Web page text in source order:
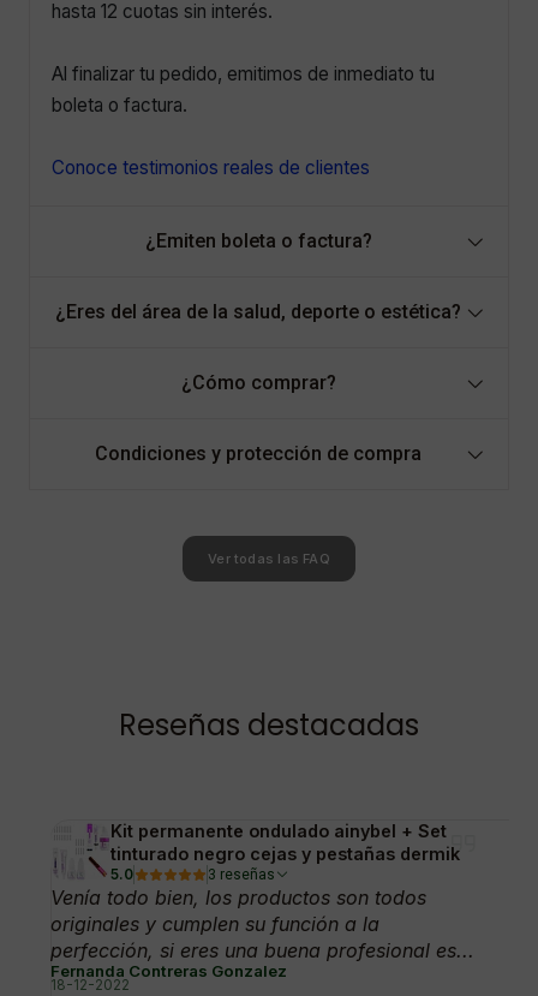
hasta 12 cuotas sin interés.
Al finalizar tu pedido, emitimos de inmediato tu
boleta o factura.
Conoce testimonios reales de clientes
¿Emiten boleta o factura?
¿Eres del área de la salud, deporte o estética?
¿Cómo comprar?
Condiciones y protección de compra
Ver todas las FAQ
Reseñas destacadas
Kit permanente ondulado ainybel + Set
tinturado negro cejas y pestañas dermik
5.0 3 reseñas
Venía todo bien, los productos son todos
originales y cumplen su función a la
perfección, si eres una buena profesional es...
Fernanda Contreras Gonzalez
18-12-2022